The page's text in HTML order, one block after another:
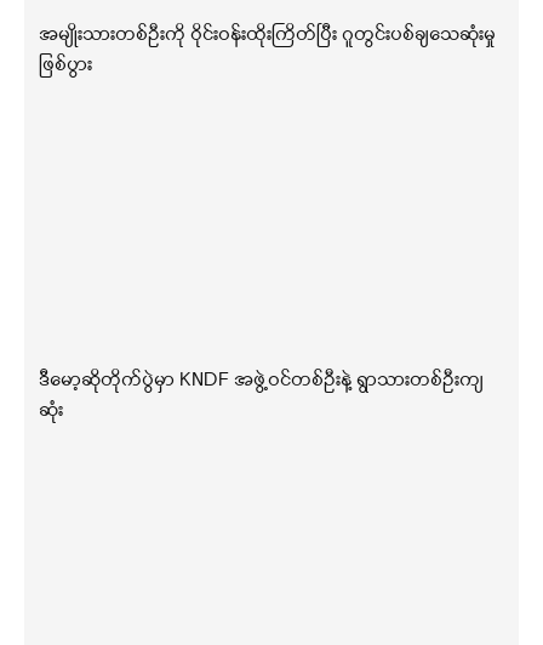
အမျိုးသားတစ်ဦးကို ဝိုင်းဝန်းထိုးကြိတ်ပြီး ဂူတွင်းပစ်ချသေဆုံးမှု
ဖြစ်ပွား
ဒီမော့ဆိုတိုက်ပွဲမှာ KNDF အဖွဲ့ဝင်တစ်ဦးနဲ့ ရွာသားတစ်ဦးကျ
ဆုံး